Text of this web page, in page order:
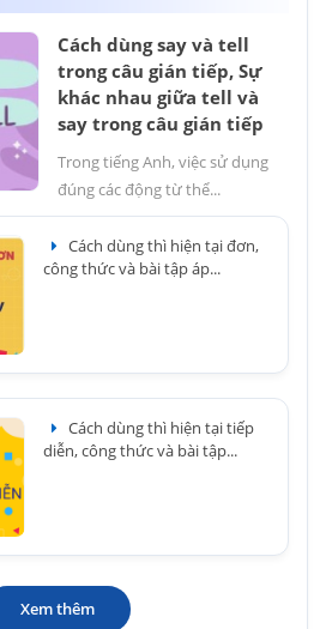
Cách dùng say và tell
trong câu gián tiếp, Sự
khác nhau giữa tell và
say trong câu gián tiếp
Trong tiếng Anh, việc sử dụng
đúng các động từ thể...
Cách dùng thì hiện tại đơn,
công thức và bài tập áp...
Cách dùng thì hiện tại tiếp
diễn, công thức và bài tập...
Xem thêm